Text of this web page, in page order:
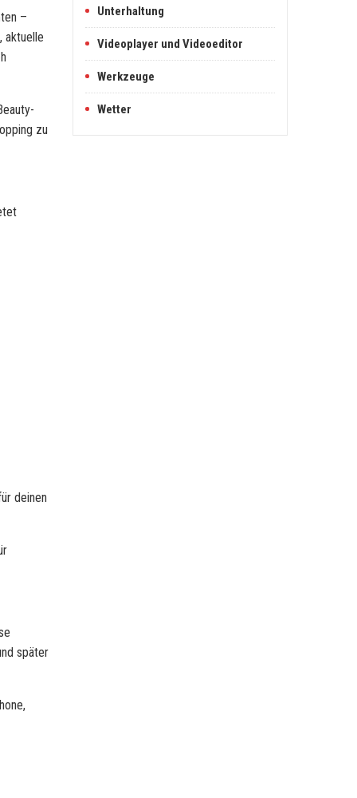
–
aktuelle
zu
deinen
später
Unterhaltung
Videoplayer und Videoeditor
Werkzeuge
Wetter